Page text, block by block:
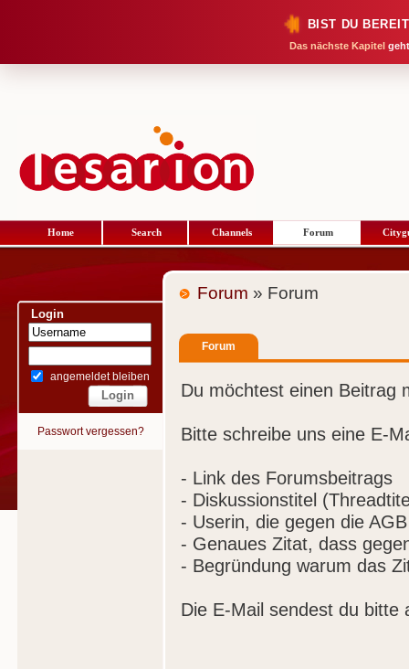
BIST DU
Das nächste Kapitel
Home Search Channels Forum
Login
angemeldet bleiben
Passwort vergessen?
Forum » Forum
Forum
Du möchtest einen Beitrag
Bitte schreibe uns eine E-
- Link des Forumsbeitrags
- Diskussionstitel
- Userin, die gegen die
- Genaues Zitat, dass
- Begründung warum das
Die E-Mail sendest du bitte